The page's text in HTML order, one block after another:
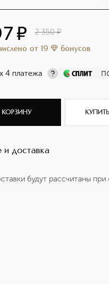
¤ 2 350 ¤
от 19 бонусов
х 4 платежа
КОРЗИНУ
и доставка
будут рассчитаны